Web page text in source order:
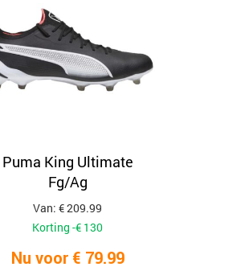
Puma King Ultimate
Fg/Ag
Van: € 209.99
Korting -€ 130
Nu voor € 79.99